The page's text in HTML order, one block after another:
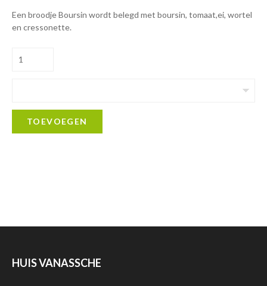
Een broodje Boursin wordt belegd met boursin, tomaat,ei, wortel
en cressonette.
TOEVOEGEN
HUIS VANASSCHE